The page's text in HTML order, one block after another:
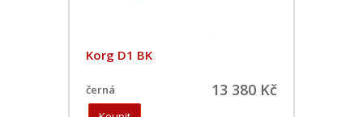
Korg D1 BK
černá 13 380 Kč